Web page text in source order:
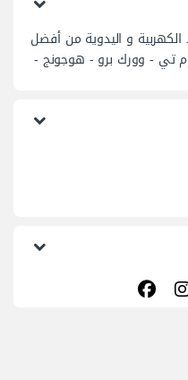
و اليدوية من أفضل
إم تي - وورك برو - هوجونج -